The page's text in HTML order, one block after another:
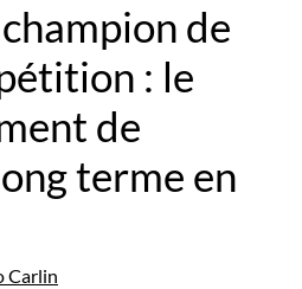
de
: le
de
terme en
Carlin